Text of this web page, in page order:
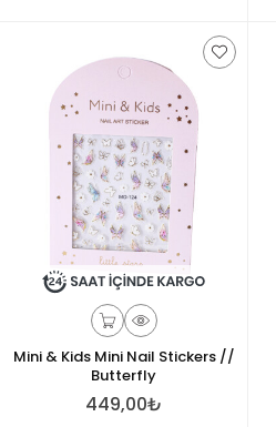
Mini & Kids Mini Nail Stickers //
Butterfly
449,00₺